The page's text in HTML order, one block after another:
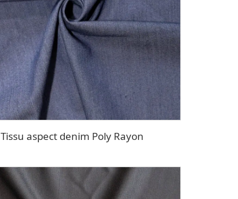
Tissu aspect denim Poly Rayon